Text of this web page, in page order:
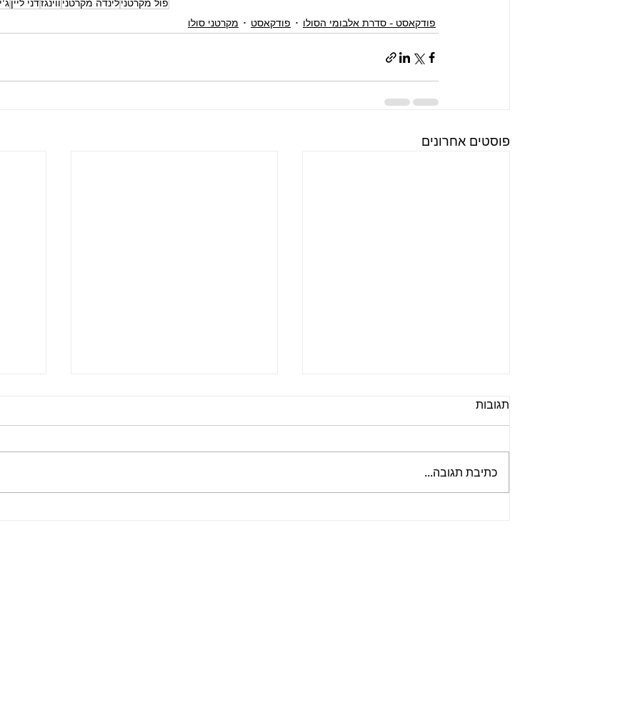
פול מקרטנילינדה מקרטני ווינגזדני ליין
פודקאסט - סדרת אלבומי הסולו
פודקאסט מקרטני סולו
פוסטים אחרונים
תגובות
כתיבת תגובה...